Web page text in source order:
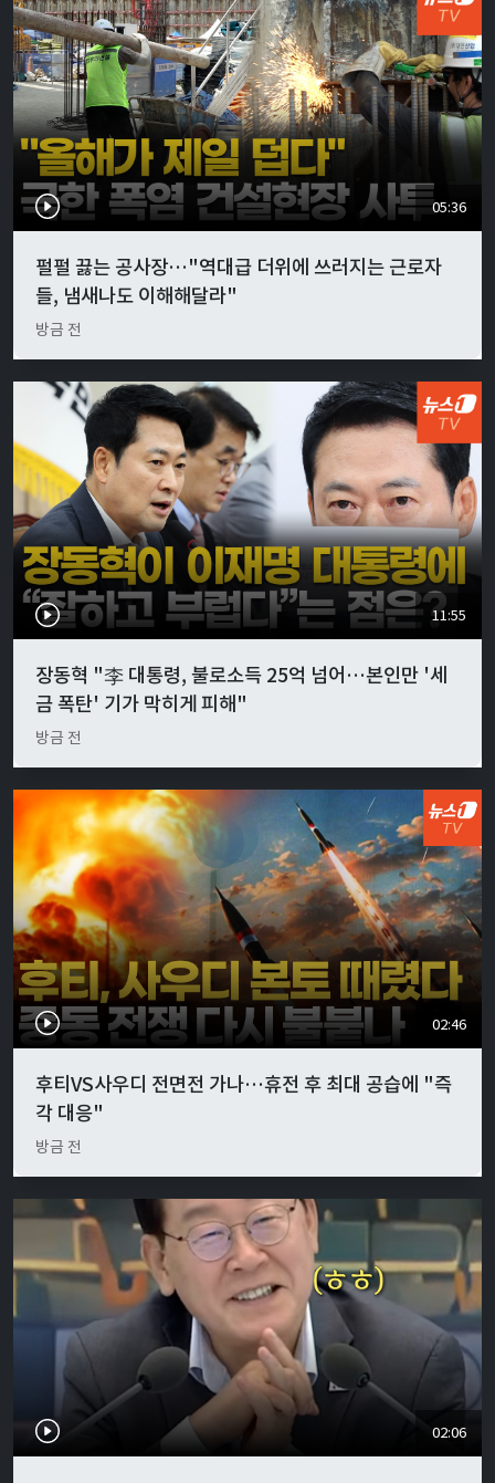
05:36
펄펄 끓는 공사장…"역대급 더위에 쓰러지는 근로자
들, 냄새나도 이해해달라"
방금 전
11:55
장동혁 "李 대통령, 불로소득 25억 넘어…본인만 '세
금 폭탄' 기가 막히게 피해"
방금 전
02:46
후티VS사우디 전면전 가나…휴전 후 최대 공습에 "즉
각 대응"
방금 전
02:06